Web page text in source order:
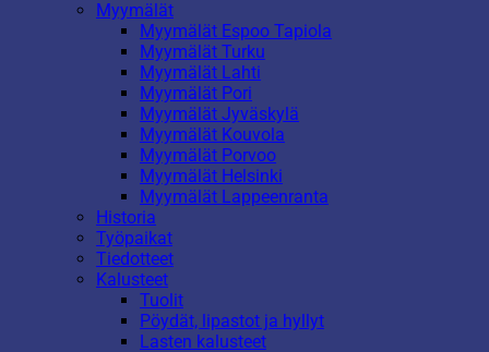
Myymälät
Myymälät Espoo Tapiola
Myymälät Turku
Myymälät Lahti
Myymälät Pori
Myymälät Jyväskylä
Myymälät Kouvola
Myymälät Porvoo
Myymälät Helsinki
Myymälät Lappeenranta
Historia
Työpaikat
Tiedotteet
Kalusteet
Tuolit
Pöydät, lipastot ja hyllyt
Lasten kalusteet